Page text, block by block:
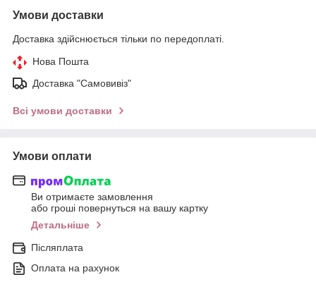
Умови доставки
Доставка здійснюється тільки по передоплаті.
Нова Пошта
Доставка "Самовивіз"
Всі умови доставки
Умови оплати
Ви отримаєте замовлення
або гроші повернуться на вашу картку
Детальніше
Післяплата
Оплата на рахунок